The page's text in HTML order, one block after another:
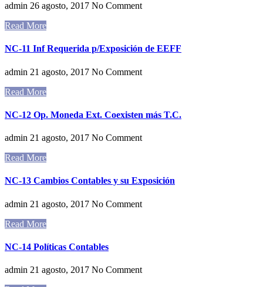
admin 26 agosto, 2017 No Comment
Read More
NC-11 Inf Requerida p/Exposición de EEFF
admin 21 agosto, 2017 No Comment
Read More
NC-12 Op. Moneda Ext. Coexisten más T.C.
admin 21 agosto, 2017 No Comment
Read More
NC-13 Cambios Contables y su Exposición
admin 21 agosto, 2017 No Comment
Read More
NC-14 Políticas Contables
admin 21 agosto, 2017 No Comment